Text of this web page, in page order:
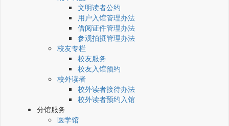
文明读者公约
用户入馆管理办法
借阅证件管理办法
参观拍摄管理办法
校友专栏
校友服务
校友入馆预约
校外读者
校外读者接待办法
校外读者预约入馆
分馆服务
医学馆